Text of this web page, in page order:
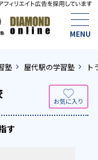
塾 屋代駅の学習塾 ト
す